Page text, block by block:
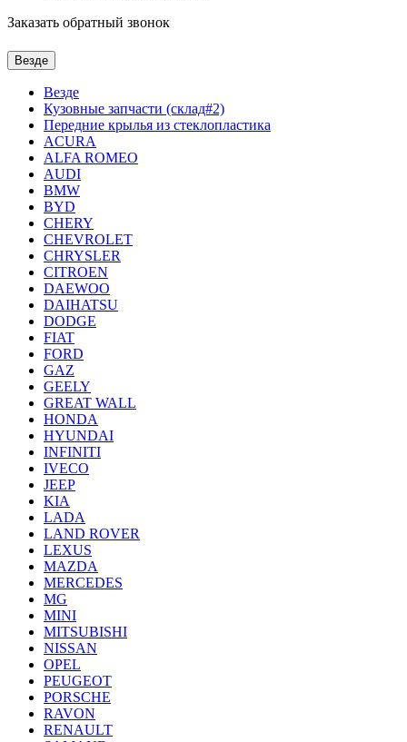
Заказать обратный звонок
Везде
Везде
Кузовные запчасти (склад#2)
Передние крылья из стеклопластика
ACURA
ALFA ROMEO
AUDI
BMW
BYD
CHERY
CHEVROLET
CHRYSLER
CITROEN
DAEWOO
DAIHATSU
DODGE
FIAT
FORD
GAZ
GEELY
GREAT WALL
HONDA
HYUNDAI
INFINITI
IVECO
JEEP
KIA
LADA
LAND ROVER
LEXUS
MAZDA
MERCEDES
MG
MINI
MITSUBISHI
NISSAN
OPEL
PEUGEOT
PORSCHE
RAVON
RENAULT